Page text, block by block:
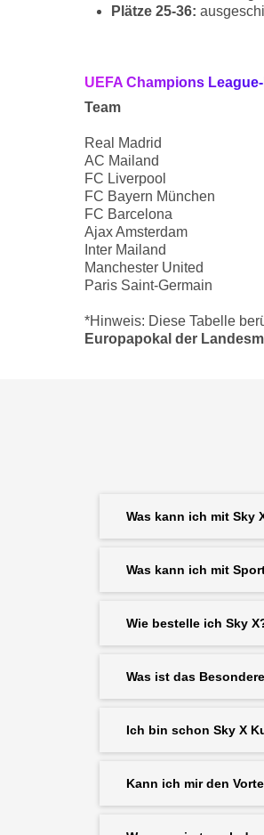
Plätze 25-36:
UEFA Champions
Team
Real Madrid
AC Mailand
FC Liverpool
FC Bayern München
FC Barcelona
Ajax Amsterdam
Inter Mailand
Manchester United
Paris Saint-Germain
*Hinweis: Diese Tabelle
Europapokal der
Was kann ich mit Sky
Was kann ich mit
Wie bestelle ich Sky
Was ist das
Ich bin schon Sky X
Kann ich mir den